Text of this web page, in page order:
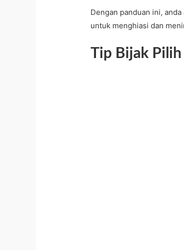
Dengan panduan ini,
untuk menghiasi dan
Tip Bijak